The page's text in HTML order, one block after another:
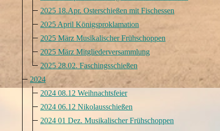
2025 18.Apr. Osterschießen mit Fischessen
2025 April Königsproklamation
2025 März Musikalischer Frühschoppen
2025 März Mitgliederversammlung
2025 28.02. Faschingsschießen
2024
2024 08.12 Weihnachtsfeier
2024 06.12 Nikolausschießen
2024 01 Dez. Musikalischer Frühschoppen